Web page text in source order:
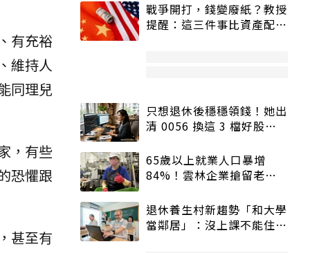
有充裕
維持人
同理兒
，有些
恐懼跟
甚至有
戰爭開打，錢變廢紙？教授
提醒：這三件事比資產配置
只想退休後穩穩領錢！她出
清 0056 換這 3 檔好股：
65歲以上就業人口暴增
84%！雲林企業搶留老員
退休養生村新趨勢「和大學
當鄰居」：沒上課不能住、